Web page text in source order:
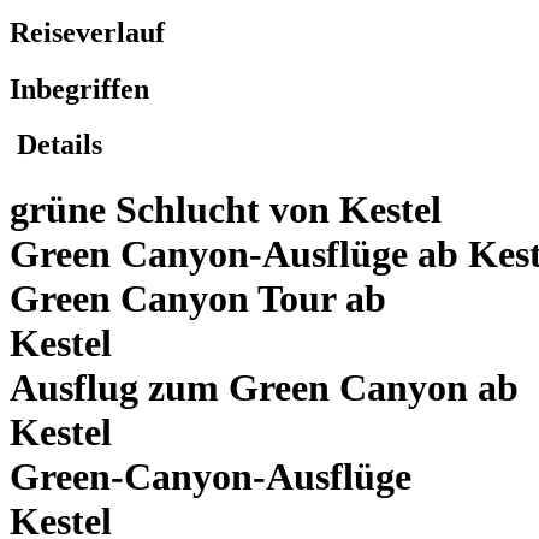
Reiseverlauf
Inbegriffen
Details
grüne Schlucht von Kestel
Green Canyon-Ausflüge ab
Green Canyon Tour ab
Kestel
Ausflug zum Green Canyon ab
Kestel
Green-Canyon-Ausflüge
Kestel